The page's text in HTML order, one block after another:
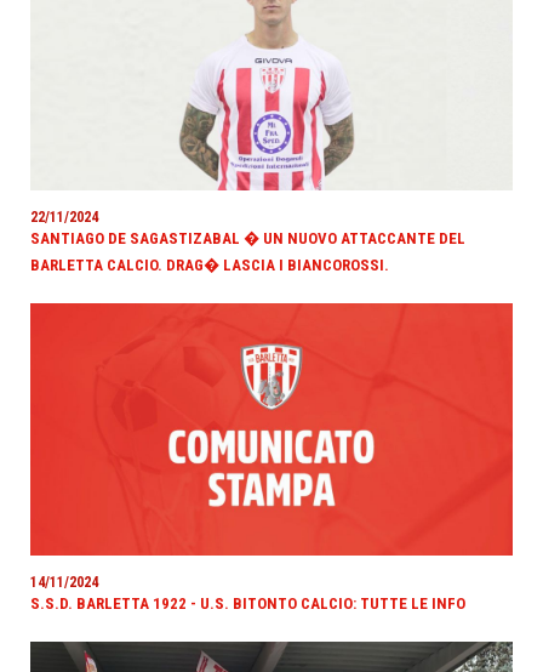
22/11/2024
SANTIAGO DE SAGASTIZABAL � UN NUOVO ATTACCANTE DEL
BARLETTA CALCIO. DRAG� LASCIA I BIANCOROSSI.
14/11/2024
S.S.D. BARLETTA 1922 - U.S. BITONTO CALCIO: TUTTE LE INFO